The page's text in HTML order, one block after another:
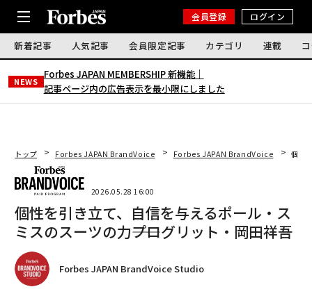
会員登録 ログイン
新着記事 人気記事 会員限定記事 カテゴリ 連載
NEWS
Forbes JAPAN MEMBERSHIP 新機能｜
記事ページ内の広告表示を最小限にしました
トップ Forbes JAPAN BrandVoice Forbes JAPAN BrandVoice 個性
2026.05.28 16:00
個性を引き立て、自信を与えるポール・ス
ミスのスーツの力――プログリット・岡田祥吾
Forbes JAPAN BrandVoice Studio